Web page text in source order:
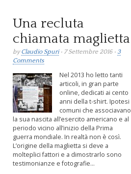
Una recluta
chiamata maglietta
byClaudio Spuri• 7 Settembre 2016 • 3
Comments
Nel 2013 ho letto tanti
articoli, in gran parte
online, dedicati ai cento
anni della t-shirt. Ipotesi
comuni che associavano
la sua nascita all’esercito americano e al
periodo vicino all’inizio della Prima
guerra mondiale. In realtà non è così.
L’origine della maglietta si deve a
molteplici fattori e a dimostrarlo sono
testimonianze e fotografie...